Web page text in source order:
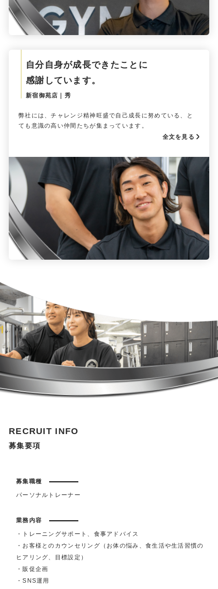
自分自身が成長できたことに
感謝しています。
新宿御苑店｜秀
弊社には、チャレンジ精神旺盛で自己成長に努めている、と
ても意識の高い仲間たちが集まっています。
全文を見る
RECRUIT INFO
募集要項
募集職種
パーソナルトレーナー
業務内容
・トレーニングサポート、食事アドバイス
・お客様とのカウンセリング（お体の悩み、食生活や生活習慣の
ヒアリング、目標設定）
・販促企画
・SNS運用